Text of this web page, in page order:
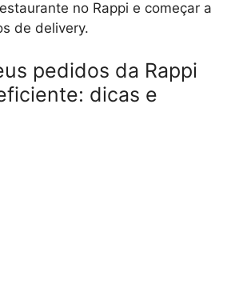
no Rappi e começar a
de delivery.
pedidos da Rappi
dicas e